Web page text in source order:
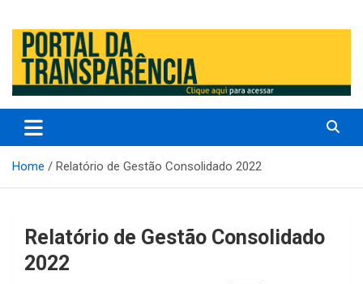
Prefeitura Municipal de Altos /
PI
Home Relatório de Gestão Consolidado 2022
Relatório de Gestão Consolidado
2022